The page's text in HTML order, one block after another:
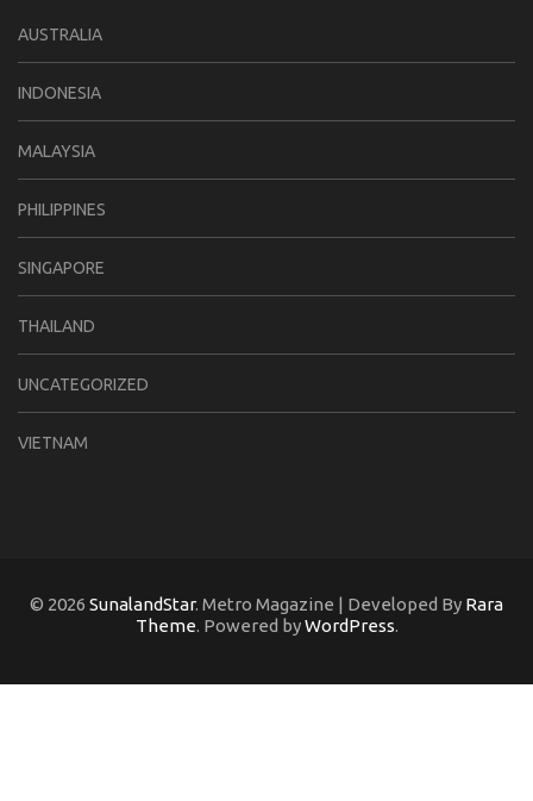
AUSTRALIA
INDONESIA
MALAYSIA
PHILIPPINES
SINGAPORE
THAILAND
UNCATEGORIZED
VIETNAM
© 2026 SunalandStar. Metro Magazine | Developed By Rara
Theme. Powered byWordPress.